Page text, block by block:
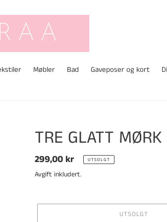
Møbler Bad Gaveposer og kort
TRE GLATT
Vanlig
pris
299,00 kr UTSOLGT
Avgift inkludert.
UTSOLGT